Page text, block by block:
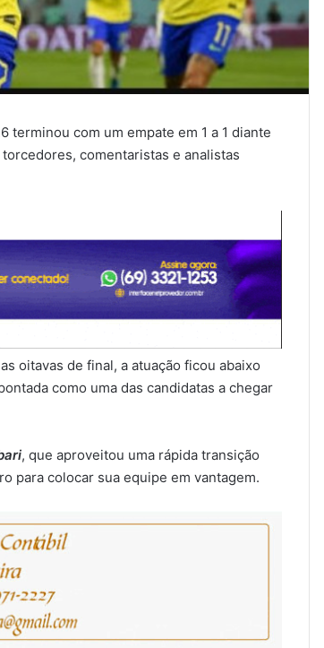
terminou com um empate em 1 a 1 diante
comentaristas e analistas
oitavas de final, a atuação ficou abaixo
como uma das candidatas a chegar
, que aproveitou uma rápida transição
para colocar sua equipe em vantagem.